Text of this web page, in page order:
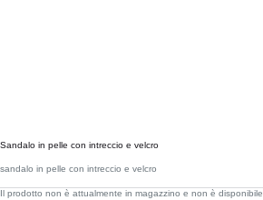
Sandalo in pelle con intreccio e velcro
sandalo in pelle con intreccio e velcro
Il prodotto non è attualmente in magazzino e non è disponibile.